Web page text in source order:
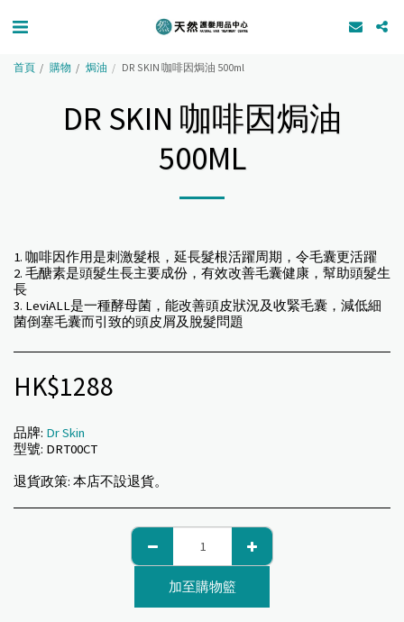
首頁 購物 焗油 DR SKIN 咖啡因焗油 500ml
DR SKIN 咖啡因焗油
500ML
1. 咖啡因作用是刺激髮根，延長髮根活躍周期，令毛囊更活躍
2. 毛醣素是頭髮生長主要成份，有效改善毛囊健康，幫助頭髮生
長
3. LeviALL是一種酵母菌，能改善頭皮狀況及收緊毛囊，減低細
菌倒塞毛囊而引致的頭皮屑及脫髮問題
HK$1288
品牌: Dr Skin
型號: DRT00CT
退貨政策: 本店不設退貨。
加至購物籃